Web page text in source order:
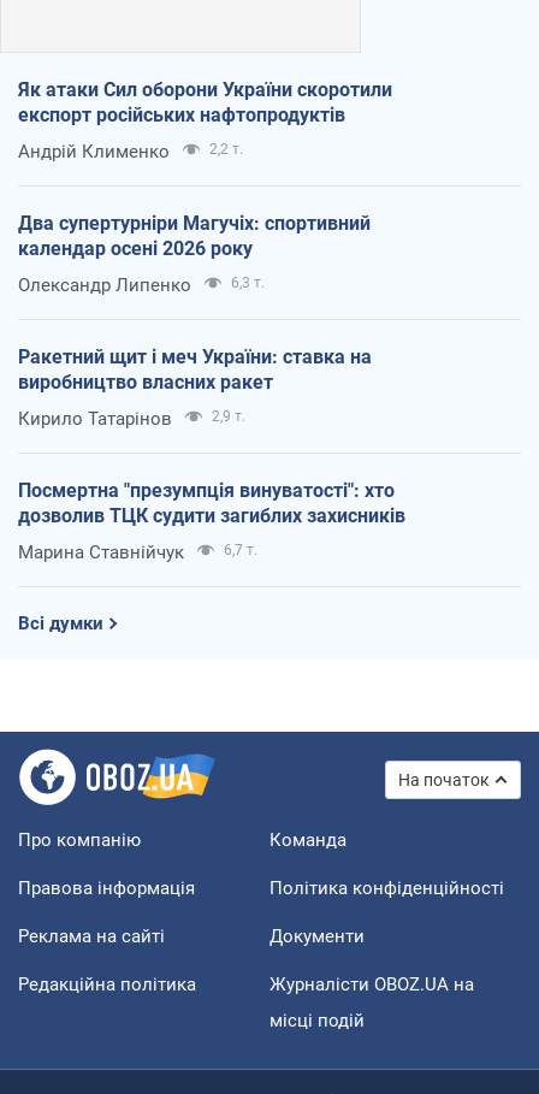
Як атаки Сил оборони України скоротили
експорт російських нафтопродуктів
Андрій Клименко 2,2 т.
Два супертурніри Магучіх: спортивний
календар осені 2026 року
Олександр Липенко 6,3 т.
Ракетний щит і меч України: ставка на
виробництво власних ракет
Кирило Татарінов 2,9 т.
Посмертна "презумпція винуватості": хто
дозволив ТЦК судити загиблих захисників
Марина Ставнійчук 6,7 т.
Всі думки
На початок
Про компанію Команда
Правова інформація Політика конфіденційності
Реклама на сайті Документи
Редакційна політика
Журналісти OBOZ.UA на
місці подій